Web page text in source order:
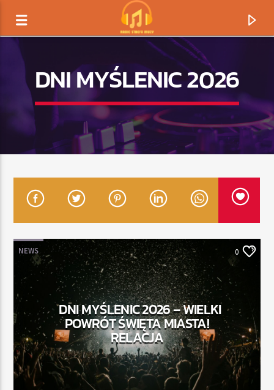
TYTUŁ
ARTYSTA
TERAZ
RADIO STREFA MUZY
00:00 24:00
DNI MYŚLENIC 2026
NEWS 0
DNI MYŚLENIC 2026 – WIELKI
POWRÓT ŚWIĘTA MIASTA!
RELACJA